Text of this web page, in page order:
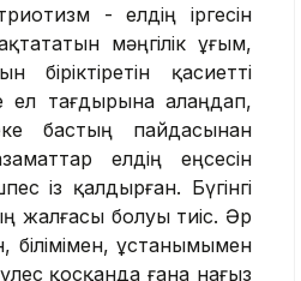
- елдің іргесін
мәңгілік ұғым,
біріктіретін қасиетті
ел тағдырына алаңдап,
бастың пайдасынан
елдің еңсесін
із қалдырған. Бүгінгі
жалғасы болуы тиіс. Әр
білімімен, ұстанымымен
қосқанда ғана нағыз